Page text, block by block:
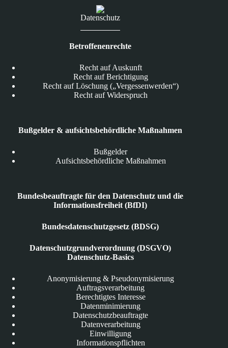
Datenschutz
Betroffenenrechte
Recht auf Auskunft
Recht auf Berichtigung
Recht auf Löschung („Vergessenwerden“)
Recht auf Widerspruch
Bußgelder & aufsichtsbehördliche Maßnahmen
Bußgelder
Aufsichtsbehördliche Maßnahmen
Bundesbeauftragte für den Datenschutz und die
Informationsfreiheit (BfDI)
Bundesdatenschutzgesetz (BDSG)
Datenschutzgrundverordnung (DSGVO)
Datenschutz-Basics
Anonymisierung & Pseudonymisierung
Auftragsverarbeitung
Berechtigtes Interesse
Datenminimierung
Datenschutzbeauftragte
Datenverarbeitung
Einwilligung
Informationspflichten